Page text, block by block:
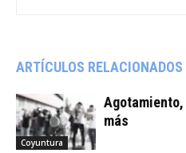
ARTÍCULOS RELACIONADOS
Coyuntura
más